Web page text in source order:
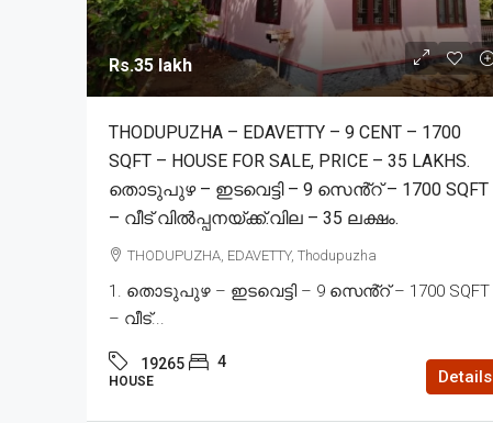
Rs.35 lakh
THODUPUZHA – EDAVETTY – 9 CENT – 1700
SQFT – HOUSE FOR SALE, PRICE – 35 LAKHS.
തൊടുപുഴ – ഇടവെട്ടി – 9 സെൻ്റ് – 1700 SQFT
– വീട് വിൽപ്പനയ്ക്ക്.വില – 35 ലക്ഷം.
THODUPUZHA, EDAVETTY, Thodupuzha
1. തൊടുപുഴ – ഇടവെട്ടി – 9 സെൻ്റ് – 1700 SQFT
– വീട്...
19265 4
HOUSE Details